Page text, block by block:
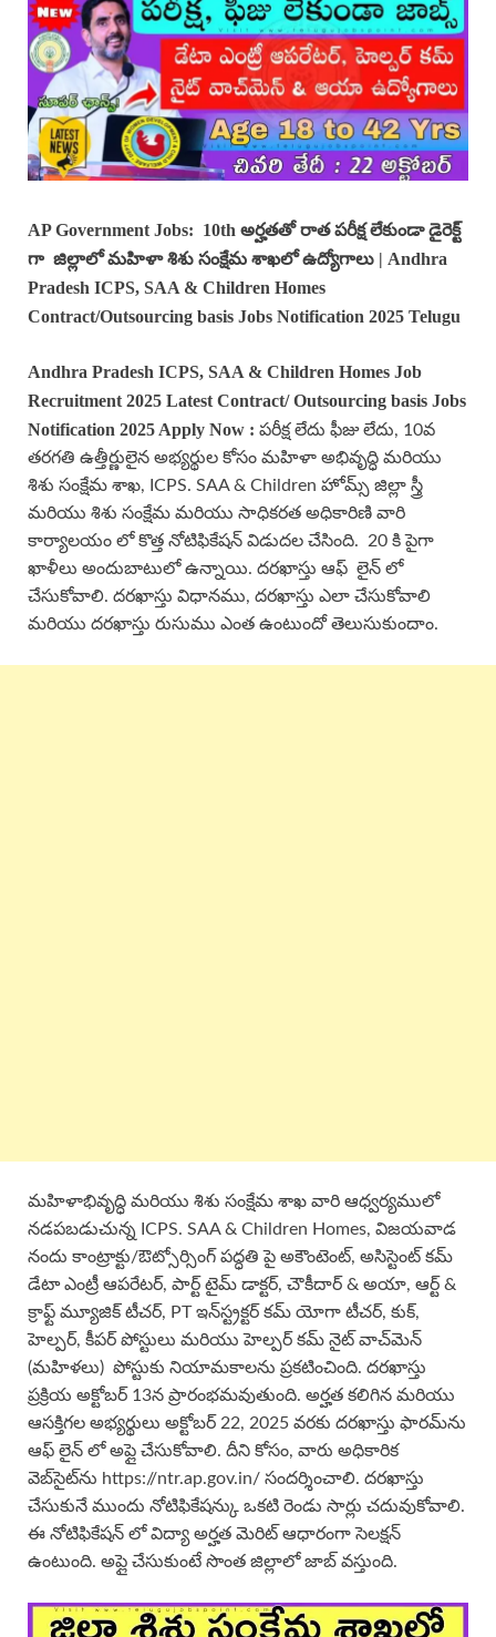
AP Government Jobs: 10th అర్హతతో రాత పరీక్ష లేకుండా డైరెక్ట్
గా జిల్లాలో మహిళా శిశు సంక్షేమ శాఖలో ఉద్యోగాలు | Andhra
Pradesh ICPS, SAA & Children Homes
Contract/Outsourcing basis Jobs Notification 2025 Telugu
Andhra Pradesh ICPS, SAA & Children Homes Job
Recruitment 2025 Latest Contract/ Outsourcing basis Jobs
Notification 2025 Apply Now : పరీక్ష లేదు ఫీజు లేదు, 10వ
తరగతి ఉత్తీర్ణులైన అభ్యర్థుల కోసం మహిళా అభివృద్ధి మరియు
శిశు సంక్షేమ శాఖ, ICPS. SAA & Children హోమ్స్ జిల్లా స్త్రీ
మరియు శిశు సంక్షేమ మరియు సాధికరత అధికారిణి వారి
కార్యాలయం లో కొత్త నోటిఫికేషన్ విడుదల చేసింది. 20 కి పైగా
ఖాళీలు అందుబాటులో ఉన్నాయి. దరఖాస్తు ఆఫ్ లైన్ లో
చేసుకోవాలి. దరఖాస్తు విధానము, దరఖాస్తు ఎలా చేసుకోవాలి
మరియు దరఖాస్తు రుసుము ఎంత ఉంటుందో తెలుసుకుందాం.
మహిళాభివృద్ధి మరియు శిశు సంక్షేమ శాఖ వారి ఆధ్వర్యములో
నడపబడుచున్న ICPS. SAA & Children Homes, విజయవాడ
నందు కాంట్రాక్టు/ఔట్సోర్సింగ్ పద్ధతి పై అకౌంటెంట్, అసిస్టెంట్ కమ్
డేటా ఎంట్రీ ఆపరేటర్, పార్ట్ టైమ్ డాక్టర్, చౌకీదార్ & అయా, ఆర్ట్ &
క్రాఫ్ట్ మ్యూజిక్ టీచర్, PT ఇన్‌స్ట్రక్టర్ కమ్ యోగా టీచర్, కుక్,
హెల్పర్, కీపర్ పోస్టులు మరియు హెల్పర్ కమ్ నైట్ వాచ్‌మెన్
(మహిళలు) పోస్టుకు నియామకాలను ప్రకటించింది. దరఖాస్తు
ప్రక్రియ అక్టోబర్ 13న ప్రారంభమవుతుంది. అర్హత కలిగిన మరియు
ఆసక్తిగల అభ్యర్థులు అక్టోబర్ 22, 2025 వరకు దరఖాస్తు ఫారమ్‌ను
ఆఫ్ లైన్ లో అప్లై చేసుకోవాలి. దీని కోసం, వారు అధికారిక
వెబ్‌సైట్‌ను https://ntr.ap.gov.in/ సందర్శించాలి. దరఖాస్తు
చేసుకునే ముందు నోటిఫికేషన్కు ఒకటి రెండు సార్లు చదువుకోవాలి.
ఈ నోటిఫికేషన్ లో విద్యా అర్హత మెరిట్ ఆధారంగా సెలక్షన్
ఉంటుంది. అప్లై చేసుకుంటే సొంత జిల్లాలో జాబ్ వస్తుంది.